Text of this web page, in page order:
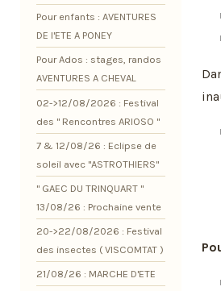
Pour enfants : AVENTURES
DE l'ETE A PONEY
Pour Ados : stages, randos
AVENTURES A CHEVAL
02->12/08/2026 : Festival
des " Rencontres ARIOSO "
7 & 12/08/26 : Eclipse de
soleil avec "ASTROTHIERS"
" GAEC DU TRINQUART "
13/08/26 : Prochaine vente
20->22/08/2026 : Festival
des insectes ( VISCOMTAT )
21/08/26 : MARCHE D'ETE